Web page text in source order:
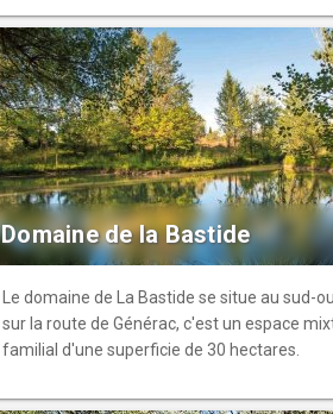
Domaine de la Bastide
Le domaine de La Bastide se situe au sud-
sur la route de Générac, c'est un espace
familial d'une superficie de 30 hectares.